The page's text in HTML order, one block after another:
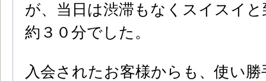
が、当日は渋滞もなくスイスイ
約３０分でした。
入会されたお客様からも、使い